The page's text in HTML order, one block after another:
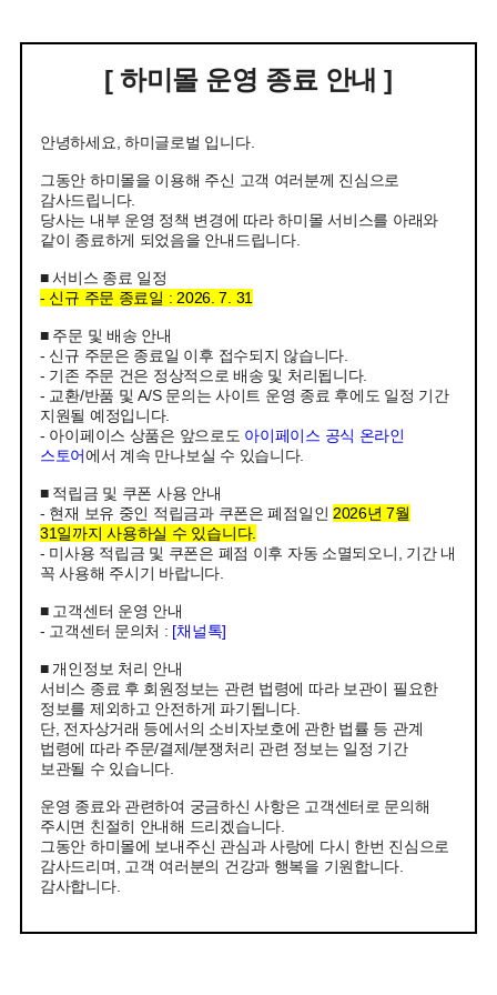
[ 하미몰 운영 종료 안내 ]
안녕하세요, 하미글로벌 입니다.
그동안 하미몰을 이용해 주신 고객 여러분께 진심으로
감사드립니다.
당사는 내부 운영 정책 변경에 따라 하미몰 서비스를 아래와
같이 종료하게 되었음을 안내드립니다.
■ 서비스 종료 일정
- 신규 주문 종료일 : 2026. 7. 31
■ 주문 및 배송 안내
- 신규 주문은 종료일 이후 접수되지 않습니다.
- 기존 주문 건은 정상적으로 배송 및 처리됩니다.
- 교환/반품 및 A/S 문의는 사이트 운영 종료 후에도 일정 기간
지원될 예정입니다.
- 아이페이스 상품은 앞으로도 아이페이스 공식 온라인
스토어에서 계속 만나보실 수 있습니다.
■ 적립금 및 쿠폰 사용 안내
- 현재 보유 중인 적립금과 쿠폰은 폐점일인 2026년 7월
31일까지 사용하실 수 있습니다.
- 미사용 적립금 및 쿠폰은 폐점 이후 자동 소멸되오니, 기간 내
꼭 사용해 주시기 바랍니다.
■ 고객센터 운영 안내
- 고객센터 문의처 : [채널톡]
■ 개인정보 처리 안내
서비스 종료 후 회원정보는 관련 법령에 따라 보관이 필요한
정보를 제외하고 안전하게 파기됩니다.
단, 전자상거래 등에서의 소비자보호에 관한 법률 등 관계
법령에 따라 주문/결제/분쟁처리 관련 정보는 일정 기간
보관될 수 있습니다.
운영 종료와 관련하여 궁금하신 사항은 고객센터로 문의해
주시면 친절히 안내해 드리겠습니다.
그동안 하미몰에 보내주신 관심과 사랑에 다시 한번 진심으로
감사드리며, 고객 여러분의 건강과 행복을 기원합니다.
감사합니다.